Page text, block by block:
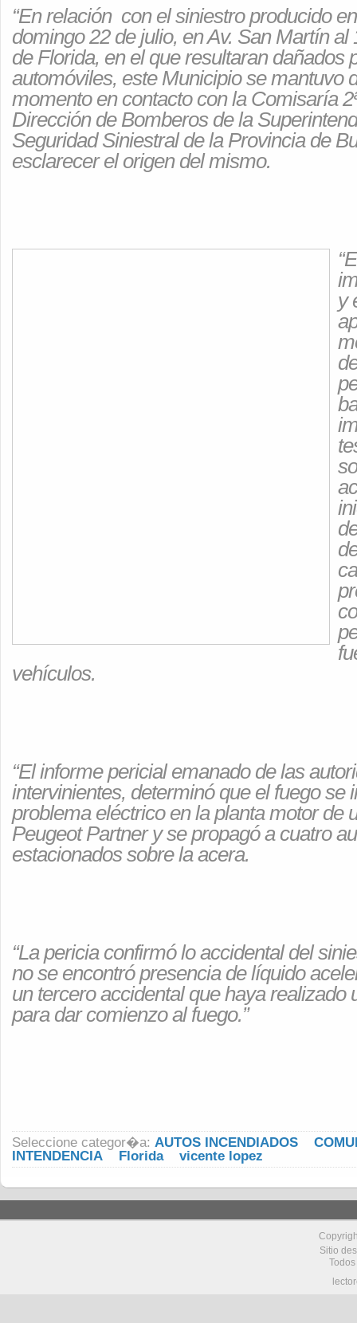
“En relación con el siniestro producido
domingo 22 de julio, en Av. San Martín al
de Florida, en el que resultaran dañados
automóviles, este Municipio se mantuvo
momento en contacto con la Comisaría
Dirección de Bomberos de la
Seguridad Siniestral de la Provincia de
esclarecer el origen del mismo.
y
vehículos.
“El informe pericial emanado de las
intervinientes, determinó que el fuego se
problema eléctrico en la planta motor de
Peugeot Partner y se propagó a cuatro
estacionados sobre la acera.
“La pericia confirmó lo accidental del
no se encontró presencia de líquido
un tercero accidental que haya realizado
para dar comienzo al fuego.”
Seleccione categor�a: AUTOS INCENDIADOS
INTENDENCIA
Florida vicente lopez
Sitio